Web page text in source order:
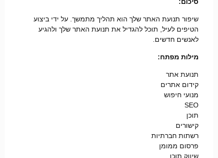
שיפור תנועת האתר שלך הוא תהליך מתמשך. על ידי ביצוע
הטיפים לעיל, תוכל להגדיל את תנועת האתר שלך ולהגיע
לאנשים חדשים.
מילות מפתח:
תנועת אתר
קידום אתרים
מנועי חיפוש
SEO
תוכן
קישורים
רשתות חברתיות
פרסום ממומן
שיווק תוכן